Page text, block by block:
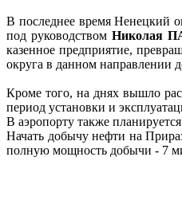
В последнее время Ненецкий
под руководством Николая
казенное предприятие,
округа в данном направлении
Кроме того, на днях вышло
период установки и
В аэропорту также
Начать добычу нефти на
полную мощность добычи - 7